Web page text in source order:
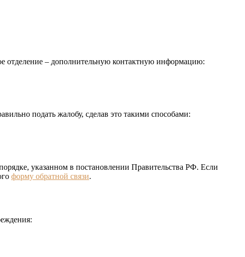
отделение – дополнительную контактную информацию:
подать жалобу, сделав это такими способами:
указанном в постановлении Правительства РФ. Если
форму обратной связи.